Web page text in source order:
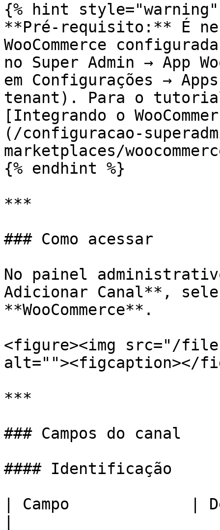
{% hint style="warning"
**Pré-requisito:** É
WooCommerce
no Super Admin → App
em Configurações →
tenant). Para o
[Integrando o
(/configuracao-
marketplaces/
{% endhint %}
***
### Como acessar
No painel
Adicionar Canal**,
**WooCommerce**.
<figure><img src="/files/
alt=""><figcaption></
***
### Campos do canal
#### Identificação
| Campo             |